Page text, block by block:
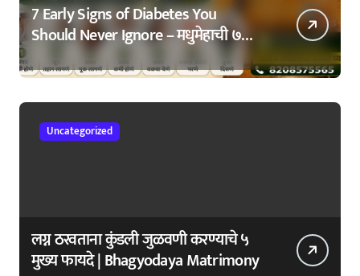
7 Early Signs of Diabetes You
Should Never Ignore – मधुमेहाची ७
सुरुवातीची लक्षणे – वेळेत ओळखा, आरोग्य
जपा
Uncategorized
लग्न ठरवताना कुंडली जुळवणी करण्याचे ५
मुख्य फायदे | Bhagyodaya Matrimony